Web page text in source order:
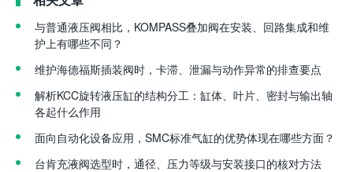
与普通液压阀相比，KOMPASS叠加阀在安装、回路集成和维
护上有哪些不同？
维护海德福斯插装阀时，卡滞、泄漏与动作异常的排查要点
解析KCC旋转液压缸的结构分工：缸体、叶片、密封与输出轴
各起什么作用
面向自动化设备应用，SMC标准气缸的优势体现在哪些方面？
台肯充液阀选型时，通径、压力等级与安装接口的核对方法